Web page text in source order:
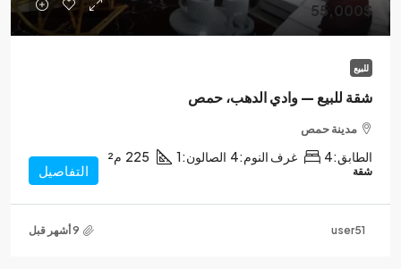
55,000$
للبيع
شقة للبيع — وادي الدهب، حمص
مدينة حمص
الطابق:4 غرف النوم:4 الصالون:1
225 م²
شقة التفاصيل
user51